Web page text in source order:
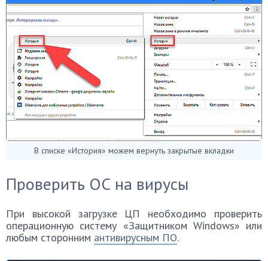
В списке «История» можем вернуть закрытые вкладки
Проверить ОС на вирусы
При высокой загрузке ЦП необходимо проверить
операционную систему «Защитником Windows» или
любым сторонним антивирусным ПО.